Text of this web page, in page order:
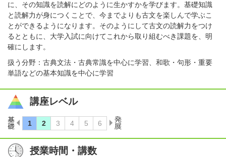
に、その知識を読解にどのように生かすかを学びます。基礎知識
と読解力が身につくことで、今までよりも古文を楽しんで学ぶこ
とができるようになります。そのようにして古文の読解力をつけ
るとともに、大学入試に向けてこれから取り組むべき課題を、明
確にします。
扱う分野：古典文法・古典常識を中心に学習、和歌・句形・重要
単語などの基本知識を中心に学習
講座レベル
授業時間・講数